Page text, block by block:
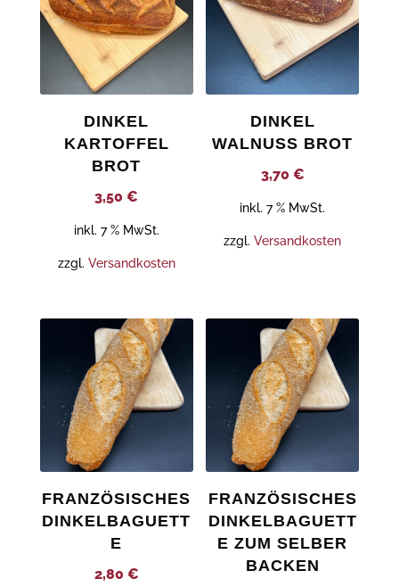
DINKEL
KARTOFFEL
BROT
3,50€
inkl. 7 % MwSt.
zzgl. Versandkosten
DINKEL
WALNUSS BROT
3,70 €
inkl. 7 % MwSt.
zzgl.Versandkosten
FRANZÖSISCHES
DINKELBAGUETT
E
2,80 €
FRANZÖSISCHES
DINKELBAGUETT
E ZUM SELBER
BACKEN